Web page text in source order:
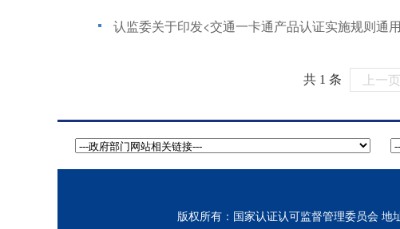
认监委关于印发<交通一卡通产品认证实施规则通
共 1 条 上一页
版权所有：国家认证认可监督管理委员会 地